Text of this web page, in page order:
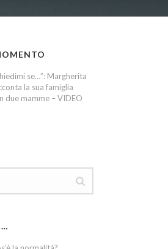
se…”: Margherita
la sua famiglia
due mamme – VIDEO